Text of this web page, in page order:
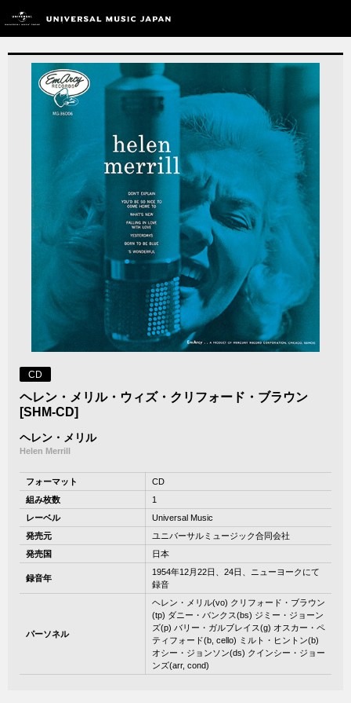
CD
ヘレン・メリル・ウィズ・クリフォード・ブラウン
[SHM-CD]
ヘレン・メリル
Helen Merrill
フォーマット
CD
組み枚数
1
レーベル
Universal Music
発売元
ユニバーサルミュージック合同会社
発売国
日本
録音年
1954年12月22日、24日、ニューヨークにて
録音
パーソネル
ヘレン・メリル(vo) クリフォード・ブラウン
(tp) ダニー・バンクス(bs) ジミー・ジョーン
ズ(p) バリー・ガルブレイス(g) オスカー・ペ
ティフォード(b, cello) ミルト・ヒントン(b)
オシー・ジョンソン(ds) クインシー・ジョー
ンズ(arr, cond)